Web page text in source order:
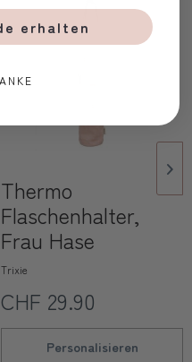
Thermo
Flaschenhalter,
Frau Hase
Trixie
CHF 29.90
Personalisieren
erhalten